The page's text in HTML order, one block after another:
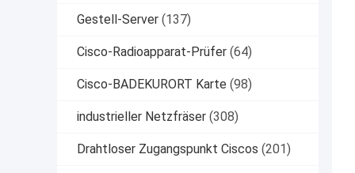
Gestell-Server (137)
Cisco-Radioapparat-Prüfer (64)
Cisco-BADEKURORT Karte (98)
industrieller Netzfräser (308)
Drahtloser Zugangspunkt Ciscos (201)